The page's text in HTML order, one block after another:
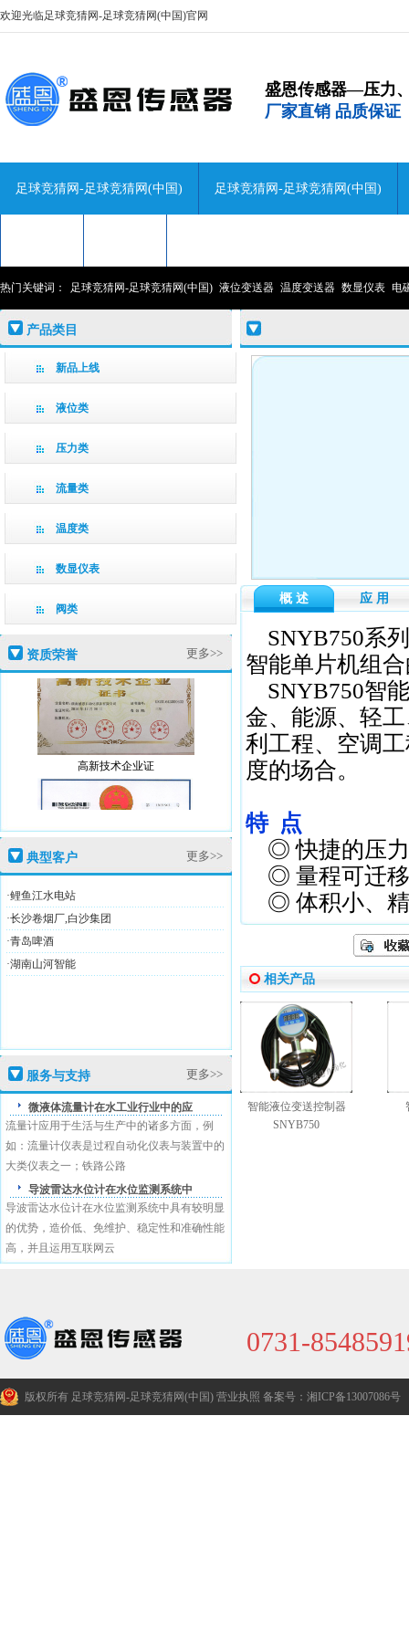
欢迎光临足球竞猜网-足球竞猜网(中国)官网
盛恩传感器—压力
厂家直销 品质保证
足球竞猜网-足球竞猜网(中国) 足球竞猜网-足球竞猜网(中国)
热门关键词： 足球竞猜网-足球竞猜网(中国) 液位变送器 温度变送器 数显仪表 电
产品类目
新品上线
液位类
压力类
流量类
温度类
数显仪表
阀类
资质荣誉 更多>>
高新技术企业证
盛恩商标注册证
典型客户 更多>>
·鲤鱼江水电站
·长沙卷烟厂,白沙集团
·青岛啤酒
·湖南山河智能
服务与支持 更多>>
微液体流量计在水工业行业中的应
流量计应用于生活与生产中的诸多方面，例
如：流量计仪表是过程自动化仪表与装置中的
大类仪表之一；铁路公路
导波雷达水位计在水位监测系统中
导波雷达水位计在水位监测系统中具有较明显
的优势，造价低、免维护、稳定性和准确性能
高，并且运用互联网云
概 述 应 用
SNYB750系
智能单片机组
SNYB750智
金、能源、轻
利工程、空调
度的场合。
特 点
◎ 快捷的压力
◎ 量程可迁移
◎ 体积小、精
相关产品
智能液位变送控制器
SNYB750
0731-
版权所有 足球竞猜网-足球竞猜网(中国) 营业执照 备案号：湘ICP备13007086号